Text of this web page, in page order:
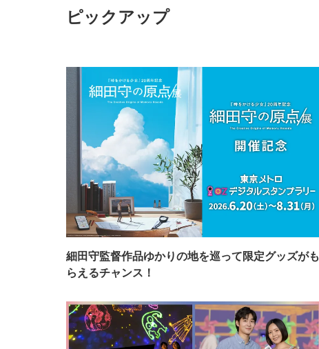
ピックアップ
細田守監督作品ゆかりの地を巡って限定グッズがも
らえるチャンス！